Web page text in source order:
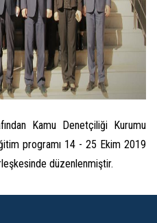
Kamu Denetçiliği Kurumu
programı 14 - 25 Ekim 2019
düzenlenmiştir.